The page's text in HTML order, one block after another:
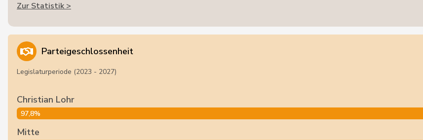
Zur Statistik >
Parteigeschlossenheit
Legislaturperiode (2023 - 2027)
Christian Lohr
97,8%
Mitte